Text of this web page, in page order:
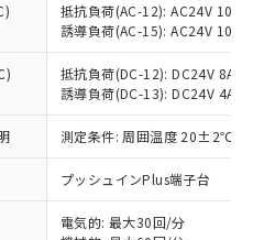
抵抗負荷(AC-12): AC24V 10A/
誘導負荷(AC-15): AC24V
抵抗負荷(DC-12): DC24V 8A/
誘導負荷(DC-13): DC24V 4A/
測定条件: 周囲温度 20±2℃、
プッシュインPlus端子台
電気的: 最大30回/分
ただき、同意のうえ
当社制御機器事業取扱
状況および標準価格
ていただくもので
業取扱商品の中には、
象外となる商品もある
指令（10物質）の
で、対応品を出す予
指令（10物質）の
査中または確認中の
料など無形物で、有
い商品です。
、非含有部品として
判明した場合などや
含有率が中国RoHSの
を示します。
含有率が中国RoHSの
とを示します。
貴社製品のうち、外国